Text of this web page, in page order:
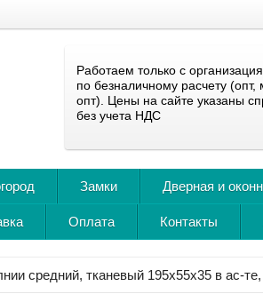
Работаем только с
по безналичному расчету (опт,
опт). Цены на сайте указаны
без учета НДС
Замки Дверная и
Оплата Контакты
средний, тканевый 195х55х35 в ас-